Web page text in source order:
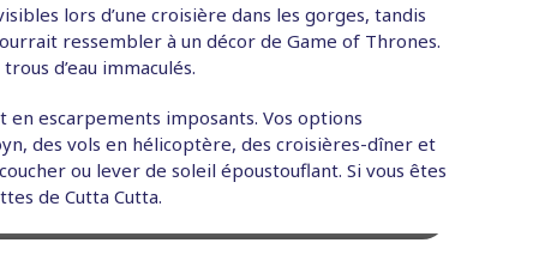
lors d’une croisière dans les gorges, tandis
ressembler à un décor de Game of Thrones.
d’eau immaculés.
en escarpements imposants. Vos options
des vols en hélicoptère, des croisières-dîner et
ou lever de soleil époustouflant. Si vous êtes
de Cutta Cutta.
hanging in a tree, Nitmiluk National Park,